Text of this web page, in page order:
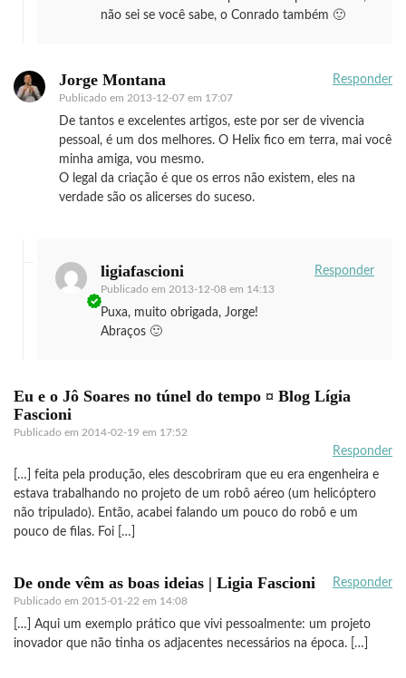
não sei se você sabe, o Conrado também 🙂
Jorge Montana
Publicado em 2013-12-07 em 17:07
Responder
De tantos e excelentes artigos, este por ser de vivencia
pessoal, é um dos melhores. O Helix fico em terra, mai você
minha amiga, vou mesmo.
O legal da criação é que os erros não existem, eles na
verdade são os alicerses do suceso.
ligiafascioni
Publicado em 2013-12-08 em 14:13
Responder
Puxa, muito obrigada, Jorge!
Abraços 🙂
Eu e o Jô Soares no túnel do tempo ¤ Blog Lígia
Fascioni
Publicado em 2014-02-19 em 17:52
Responder
[…] feita pela produção, eles descobriram que eu era engenheira e
estava trabalhando no projeto de um robô aéreo (um helicóptero
não tripulado). Então, acabei falando um pouco do robô e um
pouco de filas. Foi […]
De onde vêm as boas ideias | Ligia Fascioni
Publicado em 2015-01-22 em 14:08
Responder
[…] Aqui um exemplo prático que vivi pessoalmente: um projeto
inovador que não tinha os adjacentes necessários na época. […]